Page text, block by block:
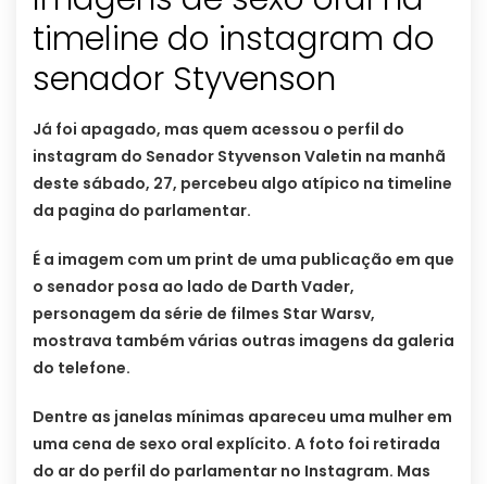
timeline do instagram do
senador Styvenson
Já foi apagado, mas quem acessou o perfil do
instagram do Senador Styvenson Valetin na manhã
deste sábado, 27, percebeu algo atípico na timeline
da pagina do parlamentar.
É a imagem com um print de uma publicação em que
o senador posa ao lado de Darth Vader,
personagem da série de filmes Star Warsv,
mostrava também várias outras imagens da galeria
do telefone.
Dentre as janelas mínimas apareceu uma mulher em
uma cena de sexo oral explícito. A foto foi retirada
do ar do perfil do parlamentar no Instagram. Mas